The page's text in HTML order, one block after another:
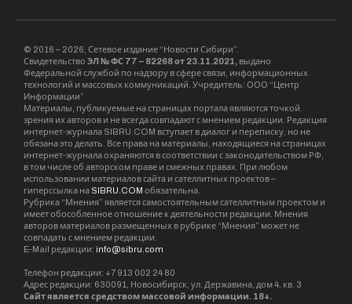
© 2016 – 2026, Сетевое издание “Новости Сибири”.
Свидетельство ЭЛ № ФС 77 – 82268 от 23.11.2021, выдано
Федеральной службой по надзору в сфере связи, информационных
технологий и массовых коммуникаций. Учредитель: ООО “Центр
Информации”
Материалы, публикуемые на страницах портала являются точкой
зрения их авторов и не всегда совпадают с мнением редакции. Редакция
интернет-журнала SIBRU.COM вступает в диалог и переписку, но не
обязана это делать. Все права на материалы, находящиеся на страницах
интернет-журнала охраняются в соответствии с законодательством РФ,
в том числе об авторском праве и смежных правах. При любом
использовании материалов сайта и сателлитных проектов –
гиперссылка на SIBRU.COM обязательна.
Рубрика “Мнения” является самостоятельным сателлитным проектом и
имеет обособленное отношение к деятельности редакции. Мнения
авторов материалов размещенных в рубрике “Мнения” может не
совпадать с мнением редакции.
E-Mail редакции: info@sibru.com
Телефон редакции: +7 913 002 24 80
Адрес редакции: 630091, Новосибирск, ул. Державина, дом 4, кв. 3
Сайт является средством массовой информации. 18+.